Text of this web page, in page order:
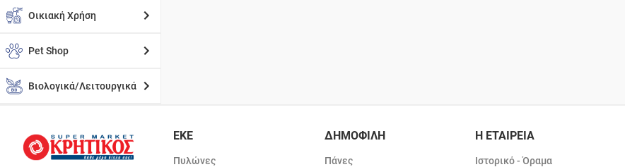
Οικιακή Χρήση
Pet Shop
Βιολογικά/Λειτουργικά
ΕΚΕ
Πυλώνες
ΔΗΜΟΦΙΛΗ
Πάνες
Η ΕΤΑΙΡΕΙΑ
Ιστορικό - Όραμα